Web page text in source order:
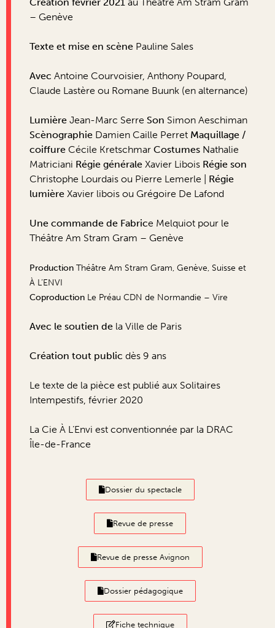
– Genève
Texte et mise en scène Pauline Sales
Avec Antoine Courvoisier, Anthony Poupard,
Claude Lastère ou Romane Buunk (en alternance)
Lumière Jean-Marc Serre Son Simon Aeschiman
Scènographie Damien Caille Perret Maquillage /
coiffure Cécile Kretschmar Costumes Nathalie
Matriciani Régie générale Xavier Libois Régie son
Christophe Lourdais ou Pierre Lemerle | Régie
lumière Xavier libois ou Grégoire De Lafond
Une commande de Fabrice Melquiot pour le
Théâtre Am Stram Gram – Genève
Production Théâtre Am Stram Gram, Genève, Suisse et
À L’ENVI
Coproduction Le Préau CDN de Normandie – Vire
Avec le soutien de la Ville de Paris
Création tout public dès 9 ans
Le texte de la pièce est publié aux Solitaires
Intempestifs, février 2020
La Cie À L’Envi est conventionnée par la DRAC
Île-de-France
Dossier du spectacle
Revue de presse
Revue de presse Avignon
Dossier pédagogique
Fiche technique